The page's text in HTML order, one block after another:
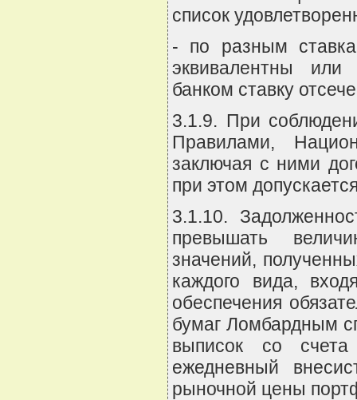
список
- по разным
эквивалентны
банком ставку
3.1.9. При
Правилами,
заключая с ними
при этом
3.1.10.
превышать
значений,
каждого вида,
обеспечения
бумаг Ломбардным
выписок со счета
ежедневный
рыночной цены